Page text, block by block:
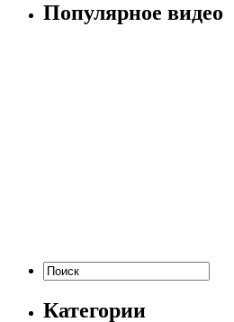
Популярное видео
Категории